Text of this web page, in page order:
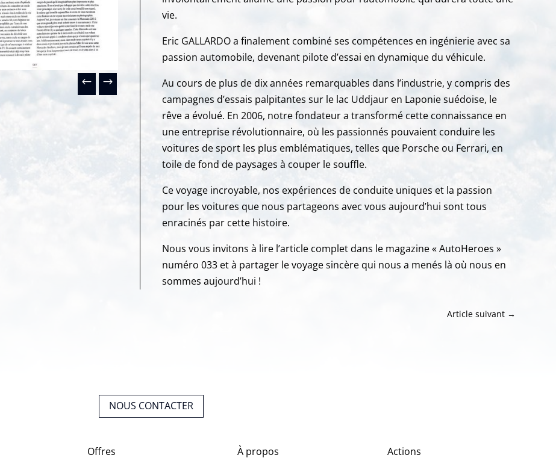
vie.
Eric GALLARDO a finalement combiné ses compétences en ingénierie avec sa
passion automobile, devenant pilote d’essai en dynamique du véhicule.
Au cours de plus de dix années remarquables dans l’industrie, y compris des
campagnes d’essais palpitantes sur le lac Uddjaur en Laponie suédoise, le
rêve a évolué. En 2006, notre fondateur a transformé cette connaissance en
une entreprise révolutionnaire, où les passionnés pouvaient conduire les
voitures de sport les plus emblématiques, telles que Porsche ou Ferrari, en
toile de fond de paysages à couper le souffle.
Ce voyage incroyable, nos expériences de conduite uniques et la passion
pour les voitures que nous partageons avec vous aujourd’hui sont tous
enracinés par cette histoire.
Nous vous invitons à lire l’article complet dans le magazine « AutoHeroes »
numéro 033 et à partager le voyage sincère qui nous a menés là où nous en
sommes aujourd’hui !
Article suivant→
NOUS CONTACTER
Offres
À propos
Actions